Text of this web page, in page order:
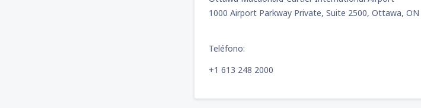
1000 Airport Parkway Private, Suite 2500, Ottawa, ON
Teléfono:
+1 613 248 2000